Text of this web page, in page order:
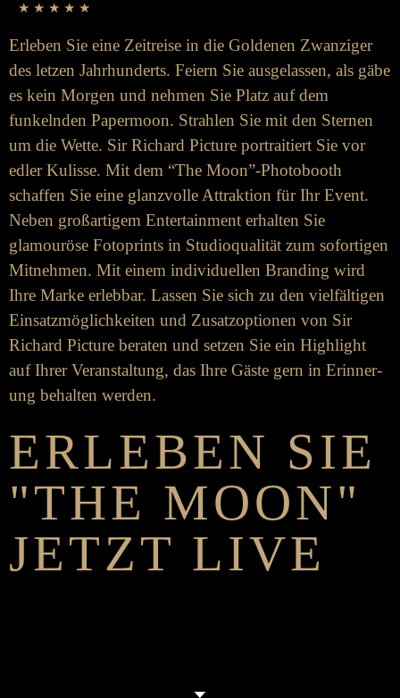
★ ★ ★ ★ ★
Er­­­leben Sie eine Zeit­­­­reise in die Goldenen Zwanziger
des letzen Jahr­­­hunderts. Feiern Sie aus­­­­ge­­­­lassen, als gäbe
es kein Morgen und nehmen Sie Platz auf dem
funkelnden Paper­­­­moon. Strahlen Sie mit den Sternen
um die Wette. Sir Richard Picture portraitiert Sie vor
edler Kulisse. Mit dem “The Moon”-Photo­­­booth
schaffen Sie eine glanz­­­­volle Attraktion für Ihr Event.
Neben groß­­­artigem Enter­­­­tain­ment er­­­halten Sie
glamouröse Foto­­­­prints in Studio­­­qualität zum sofort­igen
Mit­­­­nehmen. Mit einem individuellen Brand­­ing wird
Ihre Marke er­­leb­­bar. Lassen Sie sich zu den viel­­­fält­igen
Ein­­­satz­­­möglich­­­keiten und Zu­­satz­­­­optionen von Sir
Richard Picture be­­raten und setzen Sie ein High­­­light
auf Ihrer Ver­­­an­­stalt­­ung, das Ihre Gäste gern in Er­­­­inner­­
ung be­­­halten werden.
ER­LEBEN SIE
"THE MOON"
JETZT LIVE